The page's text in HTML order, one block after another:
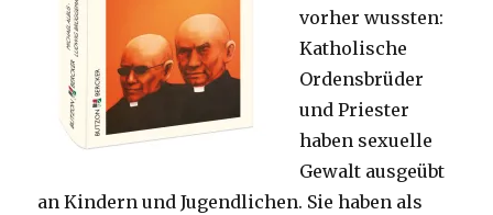
vorher wussten:
Katholische
Ordensbrüder
und Priester
haben sexuelle
Gewalt ausgeübt
an Kindern und Jugendlichen. Sie haben als